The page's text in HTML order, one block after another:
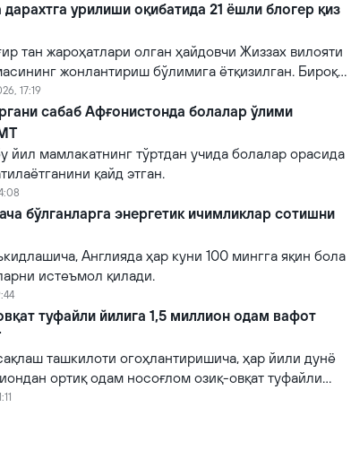
урилиши оқибатида 21 ёшли блогер қиз
тан жароҳатлари олган ҳайдовчи Жиззах вилояти
жонлантириш бўлимига ётқизилган. Бироқ
кўрсатилган тиббий муолажаларга
этган.
17:19
сабаб Афғонистонда болалар ўлими
йил мамлакатнинг тўртдан учида болалар орасида
қайд этган.
бўлганларга энергетик ичимликлар сотишни
Англияда ҳар куни 100 мингга яқин бола
истеъмол қилади.
туфайли йилига 1,5 миллион одам вафот
ташкилоти огоҳлантиришича, ҳар йили дунё
ортиқ одам носоғлом озиқ-овқат туфайли
киши нобуд бўлмоқда.